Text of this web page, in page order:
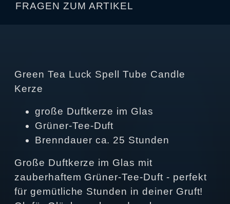
FRAGEN ZUM ARTIKEL
Green Tea Luck Spell Tube Candle
Kerze
große Duftkerze im Glas
Grüner-Tee-Duft
Brenndauer ca. 25 Stunden
Große Duftkerze im Glas mit
zauberhaftem Grüner-Tee-Duft - perfekt
für gemütliche Stunden in deiner Gruft!